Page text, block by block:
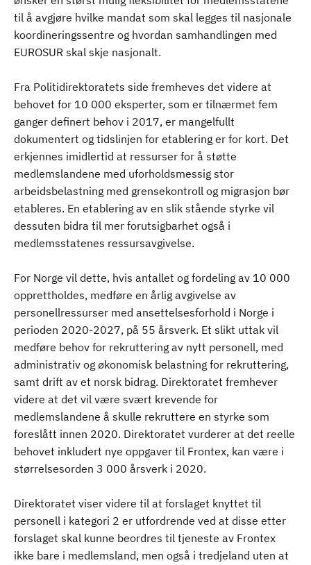
til å avgjøre hvilke mandat som skal legges til nasjonale
koordineringssentre og hvordan samhandlingen med
EUROSUR skal skje nasjonalt.
Fra Politidirektoratets side fremheves det videre at
behovet for 10 000 eksperter, som er tilnærmet fem
ganger definert behov i 2017, er mangelfullt
dokumentert og tidslinjen for etablering er for kort. Det
erkjennes imidlertid at ressurser for å støtte
medlemslandene med uforholdsmessig stor
arbeidsbelastning med grensekontroll og migrasjon bør
etableres. En etablering av en slik stående styrke vil
dessuten bidra til mer forutsigbarhet også i
medlemsstatenes ressursavgivelse.
For Norge vil dette, hvis antallet og fordeling av 10 000
opprettholdes, medføre en årlig avgivelse av
personellressurser med ansettelsesforhold i Norge i
perioden 2020-2027, på 55 årsverk. Et slikt uttak vil
medføre behov for rekruttering av nytt personell, med
administrativ og økonomisk belastning for rekruttering,
samt drift av et norsk bidrag. Direktoratet fremhever
videre at det vil være svært krevende for
medlemslandene å skulle rekruttere en styrke som
foreslått innen 2020. Direktoratet vurderer at det reelle
behovet inkludert nye oppgaver til Frontex, kan være i
størrelsesorden 3 000 årsverk i 2020.
Direktoratet viser videre til at forslaget knyttet til
personell i kategori 2 er utfordrende ved at disse etter
forslaget skal kunne beordres til tjeneste av Frontex
ikke bare i medlemsland, men også i tredjeland uten at